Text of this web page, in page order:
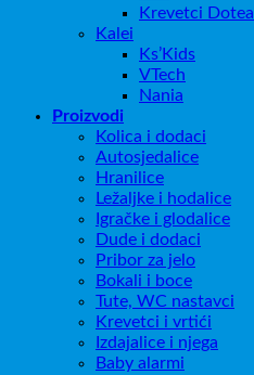
Krevetci Dotea
Kalei
Ks’Kids
VTech
Nania
Proizvodi
Kolica i dodaci
Autosjedalice
Hranilice
Ležaljke i hodalice
Igračke i glodalice
Dude i dodaci
Pribor za jelo
Bokali i boce
Tute, WC nastavci
Krevetci i vrtići
Izdajalice i njega
Baby alarmi